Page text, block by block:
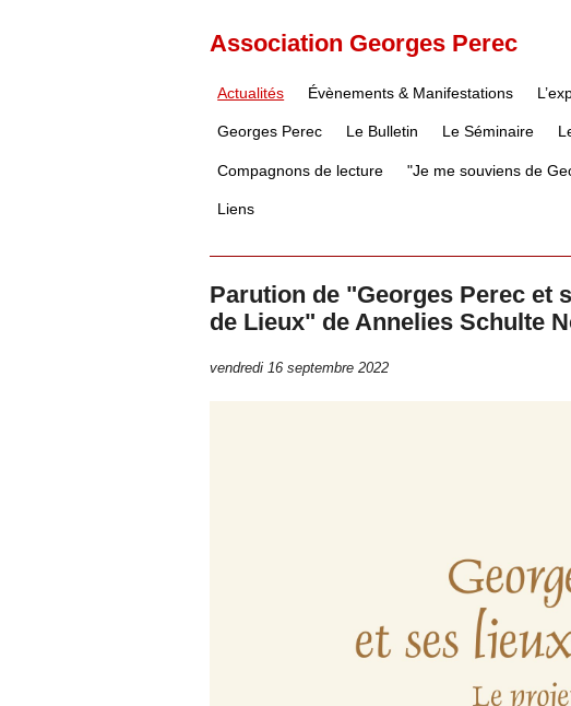
Association Georges Perec
Actualités Évènements & Manifestations
Georges Perec Le Bulletin Le Séminaire
Compagnons de lecture "Je me souviens de
Liens
Parution de "Georges Perec et
de Lieux" de Annelies Schulte
vendredi 16 septembre 2022